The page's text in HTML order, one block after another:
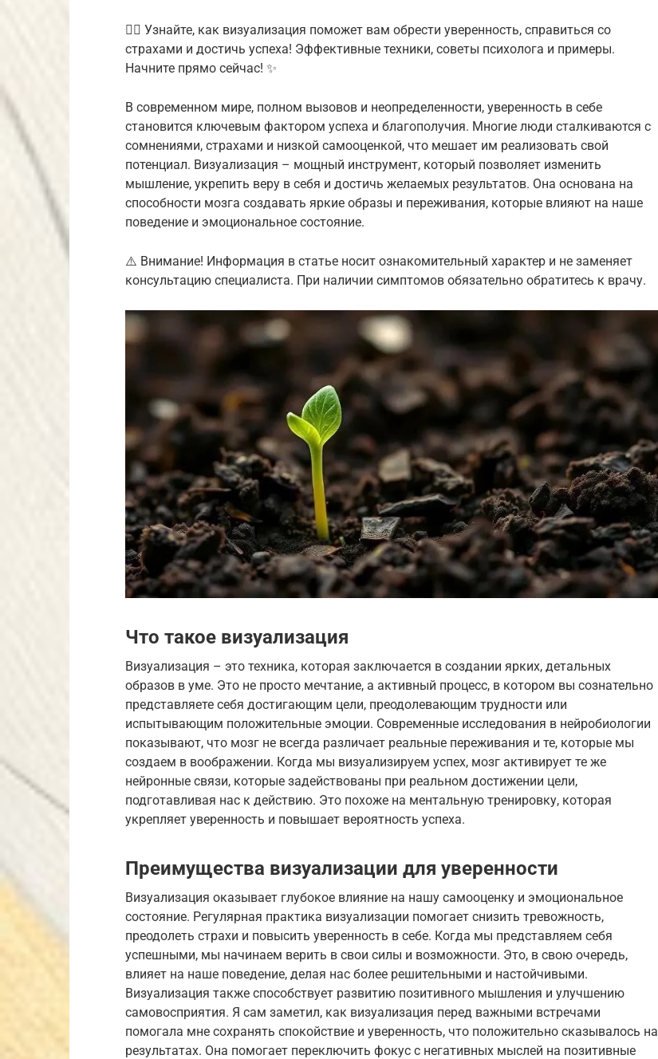
🧘‍♀️ Узнайте, как визуализация поможет вам обрести уверенность, справиться со
страхами и достичь успеха! Эффективные техники, советы психолога и примеры.
Начните прямо сейчас! ✨
В современном мире, полном вызовов и неопределенности, уверенность в себе
становится ключевым фактором успеха и благополучия. Многие люди сталкиваются с
сомнениями, страхами и низкой самооценкой, что мешает им реализовать свой
потенциал. Визуализация – мощный инструмент, который позволяет изменить
мышление, укрепить веру в себя и достичь желаемых результатов. Она основана на
способности мозга создавать яркие образы и переживания, которые влияют на наше
поведение и эмоциональное состояние.
⚠️ Внимание! Информация в статье носит ознакомительный характер и не заменяет
консультацию специалиста. При наличии симптомов обязательно обратитесь к врачу.
Что такое визуализация
Визуализация – это техника, которая заключается в создании ярких, детальных
образов в уме. Это не просто мечтание, а активный процесс, в котором вы сознательно
представляете себя достигающим цели, преодолевающим трудности или
испытывающим положительные эмоции. Современные исследования в нейробиологии
показывают, что мозг не всегда различает реальные переживания и те, которые мы
создаем в воображении. Когда мы визуализируем успех, мозг активирует те же
нейронные связи, которые задействованы при реальном достижении цели,
подготавливая нас к действию. Это похоже на ментальную тренировку, которая
укрепляет уверенность и повышает вероятность успеха.
Преимущества визуализации для уверенности
Визуализация оказывает глубокое влияние на нашу самооценку и эмоциональное
состояние. Регулярная практика визуализации помогает снизить тревожность,
преодолеть страхи и повысить уверенность в себе. Когда мы представляем себя
успешными, мы начинаем верить в свои силы и возможности. Это, в свою очередь,
влияет на наше поведение, делая нас более решительными и настойчивыми.
Визуализация также способствует развитию позитивного мышления и улучшению
самовосприятия. Я сам заметил, как визуализация перед важными встречами
помогала мне сохранять спокойствие и уверенность, что положительно сказывалось на
результатах. Она помогает переключить фокус с негативных мыслей на позитивные